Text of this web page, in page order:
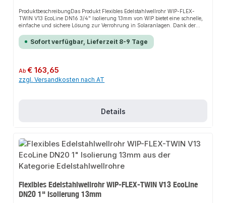
ProduktbeschreibungDas Produkt Flexibles Edelstahlwellrohr WIP-FLEX-
TWIN V13 EcoLine DN16 3/4" Isolierung 13mm von WIP bietet eine schnelle,
einfache und sichere Lösung zur Verrohrung in Solaranlagen. Dank der
verschiedene bauliche Gegebenheiten an. Das robuste Design und die
einfache Montage machen dieses Produkt zu einer zuverlässigen Wahl für
180°CKorrosionsbeständigkeit13mm Isolierung aus Vlies mit PE-
SchutzfolieAnwendungsbereicheVerrohrung in SolaranlagenInstallationen
auf Dächern und in AußenbereichenProduktdatenMaterial:
Sofort verfügbar, Lieferzeit 8-9 Tage
Regulärer Preis:
Ab€ 163,65
zzgl. Versandkosten nach AT
Details
Flexibles Edelstahlwellrohr WIP-FLEX-TWIN V13 EcoLine
DN20 1" Isolierung 13mm